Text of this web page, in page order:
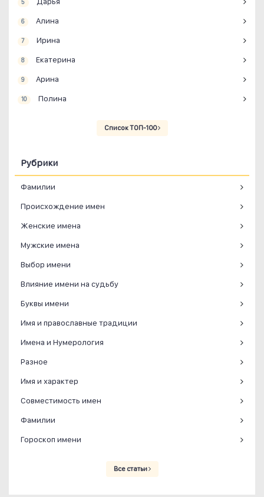
5
6 Алина
7 Ирина
8 Екатерина
9 Арина
10 Полина
Список ТОП-100
Рубрики
Фамилии
Происхождение имен
Женские имена
Мужские имена
Выбор имени
Влияние имени на судьбу
Буквы имени
Имя и православные традиции
Имена и Нумерология
Разное
Имя и характер
Совместимость имен
Фамилии
Гороскоп имени
Все статьи